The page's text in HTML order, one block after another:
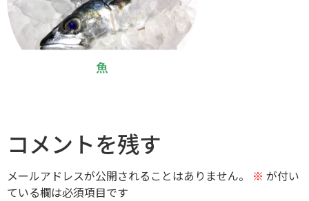
コメントを残す
メールアドレスが公開されることはありません。 ※ が付い
ている欄は必須項目です